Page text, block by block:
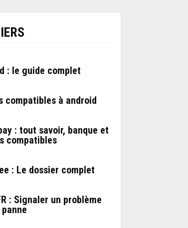
: le guide complet
compatibles à android
: tout savoir, banque et
compatibles
: Le dossier complet
: Signaler un problème